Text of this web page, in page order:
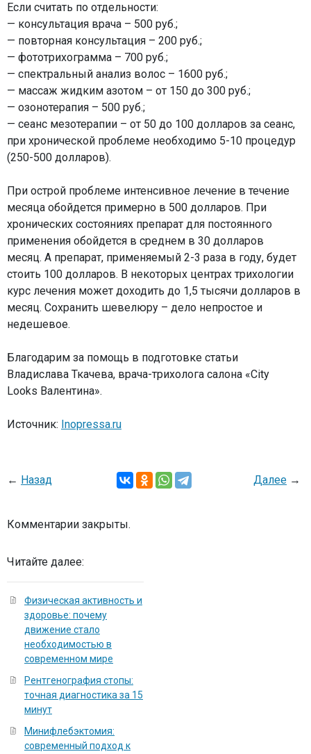
Если считать по отдельности:
— консультация врача – 500 руб.;
— повторная консультация – 200 руб.;
— фототрихограмма – 700 руб.;
— спектральный анализ волос – 1600 руб.;
— массаж жидким азотом – от 150 до 300 руб.;
— озонотерапия – 500 руб.;
— сеанс мезотерапии – от 50 до 100 долларов за сеанс,
при хронической проблеме необходимо 5-10 процедур
(250-500 долларов).
При острой проблеме интенсивное лечение в течение
месяца обойдется примерно в 500 долларов. При
хронических состояниях препарат для постоянного
применения обойдется в среднем в 30 долларов
месяц. А препарат, применяемый 2-3 раза в году, будет
стоить 100 долларов. В некоторых центрах трихологии
курс лечения может доходить до 1,5 тысячи долларов в
месяц. Сохранить шевелюру – дело непростое и
недешевое.
Благодарим за помощь в подготовке статьи
Владислава Ткачева, врача-трихолога салона «City
Looks Валентина».
Источник: Inopressa.ru
← Назад Далее →
Комментарии закрыты.
Читайте далее:
Физическая активность и
здоровье: почему
движение стало
необходимостью в
современном мире
Рентгенография стопы:
точная диагностика за 15
минут
Минифлебэктомия:
современный подход к